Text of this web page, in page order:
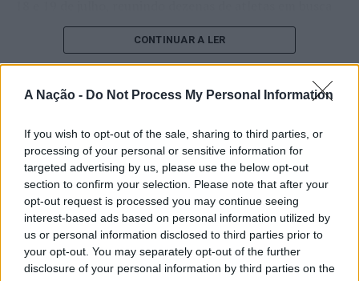
A Nação - Do Not Process My Personal Information
If you wish to opt-out of the sale, sharing to third parties, or
processing of your personal or sensitive information for
targeted advertising by us, please use the below opt-out
section to confirm your selection. Please note that after your
opt-out request is processed you may continue seeing
interest-based ads based on personal information utilized by
us or personal information disclosed to third parties prior to
your opt-out. You may separately opt-out of the further
disclosure of your personal information by third parties on the
de um lugar no quadro principal. A cerimónia de
abertura contou com a presença do presidente da
Câmara Municipal de Cascais, Nuno Piteira Lopes,
acompanhado pelo executivo municipal, assinalando o
início de uma competição que voltou a colocar o
ténis.
Apesar das desistências de última hora de jogadores
como Casper Ruud (Noruega), Alejandro Davidovich
Fokina (Espanha) e Matteo Arnaldi (Itália), a prova
apresentou um quadro competitivo de elevado nível,
liderado pelo russo Andrey Rublev, primeiro cabeça de
série, pelo italiano Luciano Darderi, pelo chileno
CONTINUAR A LER
Castelo Branco: “Bienal
Internacional de Artes e Ofícios”
promete afirmar artesanato,
património e inovação como
“motores de desenvolvimento
económico e cultural” do município